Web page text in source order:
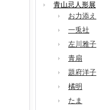
青山忌人形展
お力添え
一兎社
左川雅子
青扇
題府洋子
橘明
たま